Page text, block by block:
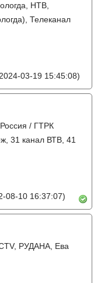
НТВ,
Телеканал
03-19 15:45:08)
/ ГТРК
31 канал ВТВ, 41
08-10 16:37:07)
РУДАНА, Ева